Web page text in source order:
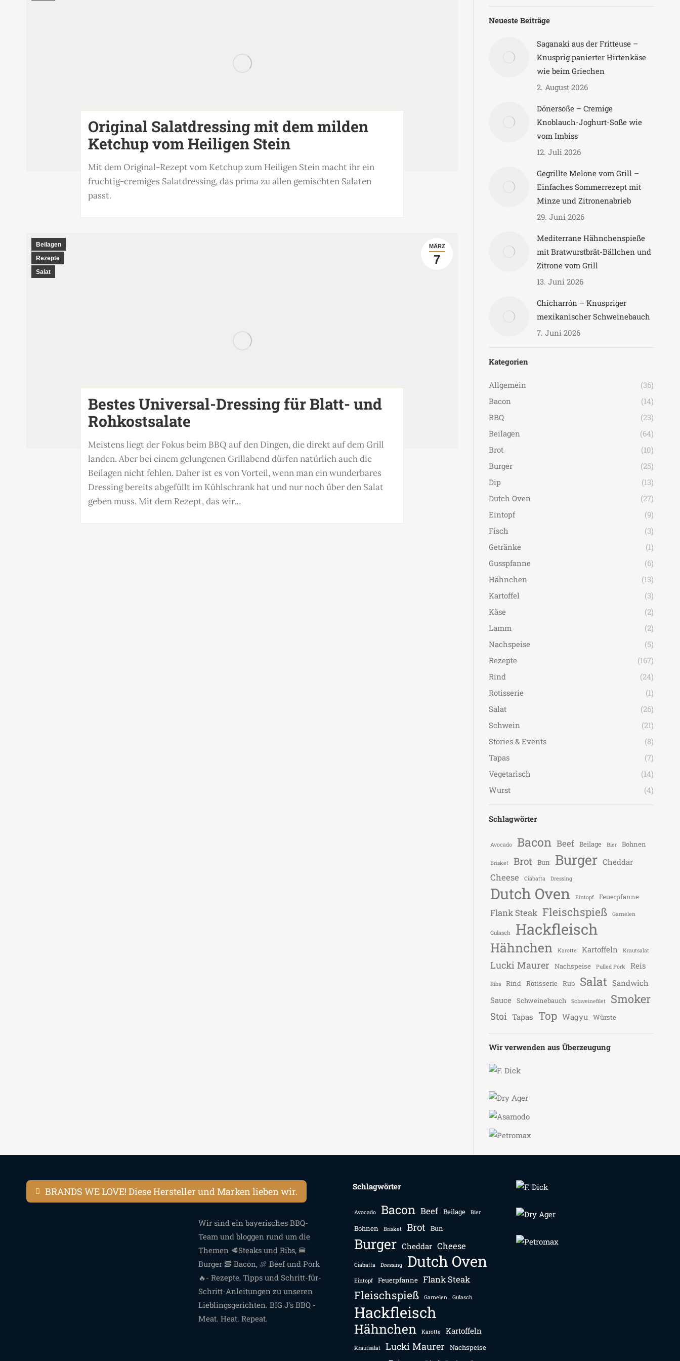
Original Salatdressing mit dem milden
Ketchup vom Heiligen Stein
Mit dem Original-Rezept vom Ketchup zum Heiligen Stein macht ihr ein
fruchtig-cremiges Salatdressing, das prima zu allen gemischten Salaten
passt.
MÄRZ
7
Beilagen
Rezepte
Salat
Bestes Universal-Dressing für Blatt- und
Rohkostsalate
Meistens liegt der Fokus beim BBQ auf den Dingen, die direkt auf dem Grill
landen. Aber bei einem gelungenen Grillabend dürfen natürlich auch die
Beilagen nicht fehlen. Daher ist es von Vorteil, wenn man ein wunderbares
Dressing bereits abgefüllt im Kühlschrank hat und nur noch über den Salat
geben muss. Mit dem Rezept, das wir…
Neueste Beiträge
Saganaki aus der Fritteuse –
Knusprig panierter Hirtenkäse
wie beim Griechen
2. August 2026
Dönersoße – Cremige
Knoblauch-Joghurt-Soße wie
vom Imbiss
12. Juli 2026
Gegrillte Melone vom Grill –
Einfaches Sommerrezept mit
Minze und Zitronenabrieb
29. Juni 2026
Mediterrane Hähnchenspieße
mit Bratwurstbrät-Bällchen und
Zitrone vom Grill
13. Juni 2026
Chicharrón – Knuspriger
mexikanischer Schweinebauch
7. Juni 2026
Kategorien
Allgemein
(36)
Bacon
(14)
BBQ
(23)
Beilagen
(64)
Brot
(10)
Burger
(25)
Dip
(13)
Dutch Oven
(27)
Eintopf
(9)
Fisch
(3)
Getränke
(1)
Gusspfanne
(6)
Hähnchen
(13)
Kartoffel
(3)
Käse
(2)
Lamm
(2)
Nachspeise
(5)
Rezepte
(167)
Rind
(24)
Rotisserie
(1)
Salat
(26)
Schwein
(21)
Stories & Events
(8)
Tapas
(7)
Vegetarisch
(14)
Wurst
(4)
Schlagwörter
Avocado Bacon Beef Beilage Bier Bohnen
Brisket Brot Bun Burger Cheddar
Cheese Ciabatta Dressing
Dutch Oven Eintopf Feuerpfanne
Flank Steak Fleischspieß Garnelen
Gulasch Hackfleisch
Hähnchen Karotte Kartoffeln Krautsalat
Lucki Maurer Nachspeise Pulled Pork Reis
Ribs Rind Rotisserie Rub Salat Sandwich
Sauce Schweinebauch Schweinefilet Smoker
Stoi Tapas Top Wagyu Würste
Wir verwenden aus Überzeugung
BRANDS WE LOVE! Diese Hersteller und Marken lieben wir.
Wir sind ein bayerisches BBQ-
Team und bloggen rund um die
Themen 🥩Steaks und Ribs, 🍔
Burger 🥓 Bacon, 🍖 Beef und Pork
🔥- Rezepte, Tipps und Schritt-für-
Schritt-Anleitungen zu unseren
Lieblingsgerichten. BIG J's BBQ -
Meat. Heat. Repeat.
Schlagwörter
Avocado Bacon Beef Beilage Bier
Bohnen Brisket Brot Bun
Burger Cheddar Cheese
Ciabatta Dressing Dutch Oven
Eintopf Feuerpfanne Flank Steak
Fleischspieß Garnelen Gulasch
Hackfleisch
Hähnchen Karotte Kartoffeln
Krautsalat Lucki Maurer Nachspeise